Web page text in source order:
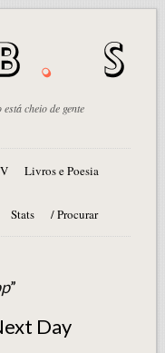
cheio de gente
Livros e Poesia
Stats / Procurar
”
Day